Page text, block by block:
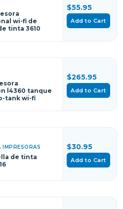
wi-fi de
tinta 3610
$55.95
Add to Cart
l4360 tanque
tank wi-fi
$265.95
Add to Cart
de tinta
$30.95
Add to Cart